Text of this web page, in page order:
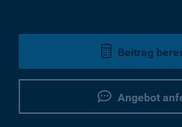
Beitrag
Angebot